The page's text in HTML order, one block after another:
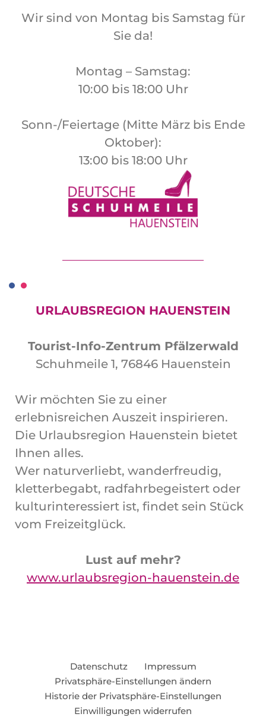
Wir sind von Montag bis Samstag für
Sie da!
Montag – Samstag:
10:00 bis 18:00 Uhr
Sonn-/Feiertage (Mitte März bis Ende
Oktober):
13:00 bis 18:00 Uhr
URLAUBSREGION HAUENSTEIN
Tourist-Info-Zentrum Pfälzerwald
Schuhmeile 1, 76846 Hauenstein
Wir möchten Sie zu einer
erlebnisreichen Auszeit inspirieren.
Die Urlaubsregion Hauenstein bietet
Ihnen alles.
Wer naturverliebt, wanderfreudig,
kletterbegabt, radfahrbegeistert oder
kulturinteressiert ist, findet sein Stück
vom Freizeitglück.
Lust auf mehr?
www.urlaubsregion-hauenstein.de
Datenschutz
Impressum
Privatsphäre-Einstellungen ändern
Historie der Privatsphäre-Einstellungen
Einwilligungen widerrufen